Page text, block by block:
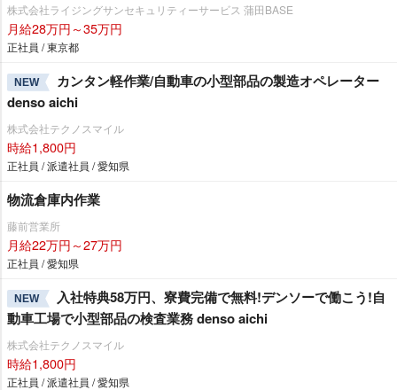
株式会社ライジングサンセキュリティーサービス 蒲田BASE
月給28万円～35万円
正社員 / 東京都
NEW
カンタン軽作業/自動車の小型部品の製造オペレーター
denso aichi
株式会社テクノスマイル
時給1,800円
正社員 / 派遣社員 / 愛知県
物流倉庫内作業
藤前営業所
月給22万円～27万円
正社員 / 愛知県
NEW
入社特典58万円、寮費完備で無料!デンソーで働こう!自
動車工場で小型部品の検査業務 denso aichi
株式会社テクノスマイル
時給1,800円
正社員 / 派遣社員 / 愛知県